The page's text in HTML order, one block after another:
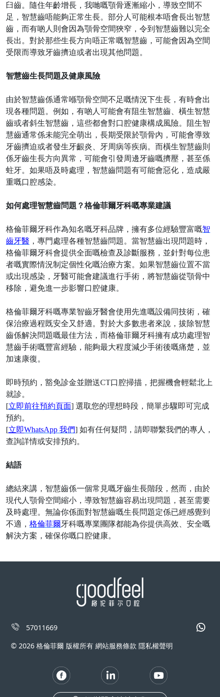
臼齒。隨住年齡增長，我哋嘅顎骨逐漸縮小，導致空間不
足，智慧齒唔能夠正常生長。部分人可能根本唔會長出智慧
齒，而有啲人則會因為顎骨空間狹窄，令到智慧齒難以完全
長出。對於那些生長方向唔正常嘅智慧齒，可能會因為空間
受限而導致牙齒擠迫或者出現其他問題。
智慧齒生長問題及健康風險
由於智慧齒係通常喺顎骨空間不足嘅情況下生長，有時會出
現各種問題。例如，有啲人可能會有阻生智慧齒、橫生智慧
齒或者斜生智慧齒，這些都會對口腔健康構成風險。阻生智
慧齒通常係未能完全萌出，長期受限於顎骨內，可能會導致
牙齒擠迫或者發生牙齦炎、牙周病等疾病。而橫生智慧齒則
係牙齒生長方向異常，可能會引發周邊牙齒嘅擠壓，甚至係
蛀牙。如果唔及時處理，智慧齒問題有可能會惡化，造成嚴
重嘅口腔感染。
如何處理智慧齒問題？格倫菲爾牙科嘅專業建議
格倫菲爾牙科作為知名嘅牙科品牌，擁有多位經驗豐富嘅智
齒牙醫 ，專門處理各種智慧齒問題。當智慧齒出現問題時，
格倫菲爾牙科會提供全面嘅檢查及診斷服務，並針對每位患
者嘅實際情況制定個性化嘅治療方案。如果智慧齒位置不當
或出現感染，牙醫可能會建議進行手術，將智慧齒從顎骨中
移除，避免進一步影響口腔健康。
格倫菲爾牙科嘅專業智齒牙醫會使用先進嘅設備同技術，確
保治療過程既安全又舒適。對於大多數患者來說，拔除智慧
齒係解決問題嘅最佳方法，而格倫菲爾牙科擁有成功處理智
慧齒手術嘅豐富經驗，能夠最大程度減少手術後嘅痛楚，並
加速康復。
即時預約，豁免診金並贈送CT口腔掃描，把握機會輕鬆北上
就診。
[立即前往預約頁面] 選取您的理想時段，簡單步驟即可完成
預約。
[立即WhatsApp 我們] 如有任何疑問，請即聯繫我們的專人，
查詢詳情或安排預約。
結語
總結來講，智慧齒係一個常見嘅牙齒生長階段，然而，由於
現代人顎骨空間縮小，導致智慧齒容易出現問題，甚至需要
及時處理。無論你係面對智慧齒嘅生長問題定係已經感覺到
不適， 格倫菲爾牙科嘅專業團隊都能為你提供高效、安全嘅
解決方案，確保你嘅口腔健康。
57011669
© 2026 格倫菲爾 版權所有 網站服務條款 隱私權聲明